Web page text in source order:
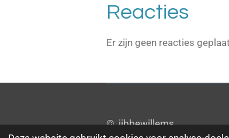
Reacties
Er zijn geen reacties
© jibbewillems